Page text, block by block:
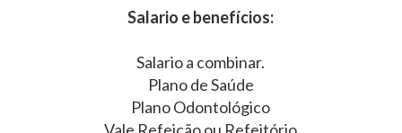
Salario e benefícios:
Salario a combinar.
Plano de Saúde
Plano Odontológico